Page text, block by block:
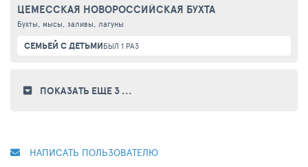
ЦЕМЕССКАЯ НОВОРОССИЙСКАЯ БУХТА
Бухты, мысы, заливы, лагуны
СЕМЬЕЙ С ДЕТЬМИБЫЛ 1 РАЗ
ПОКАЗАТЬ ЕЩЕ 3 ...
НАПИСАТЬ ПОЛЬЗОВАТЕЛЮ